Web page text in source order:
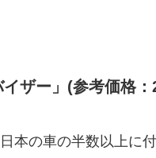
ザー」(参考価格：
本の車の半数以上に